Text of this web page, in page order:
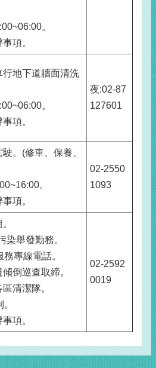
。
項。
行地下道牆面清洗
。
項。
夜:02-87
127601
。(修車、保養、
。
項。
02-2550
1093
染舉發勤務。
專線電話。
倒巡查取締。
清潔隊。
項。
02-2592
0019